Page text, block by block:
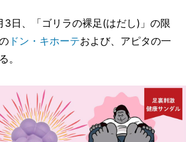
3日、「ゴリラの裸足(はだし)」の限
ドン・キホーテおよび、アピタの一
。